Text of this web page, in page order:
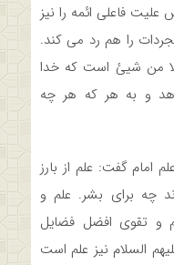
فاعلی ائمه را نیز
را هم رد می کند.
لا من شیئ است که خدا
و به هر که هر چه
گفت: علم از بارز
چه برای بشر. علم و
و تقوی افضل فضایل
السلام نیز علم است